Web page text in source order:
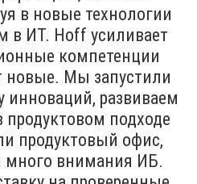
в новые технологии
в ИТ. Hoff усиливает
компетенции
новые. Мы запустили
инноваций, развиваем
продуктовом подходе
продуктовый офис,
много внимания ИБ.